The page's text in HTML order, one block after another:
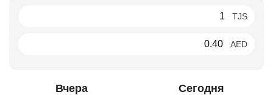
TJS
AED
Вчера Сегодня